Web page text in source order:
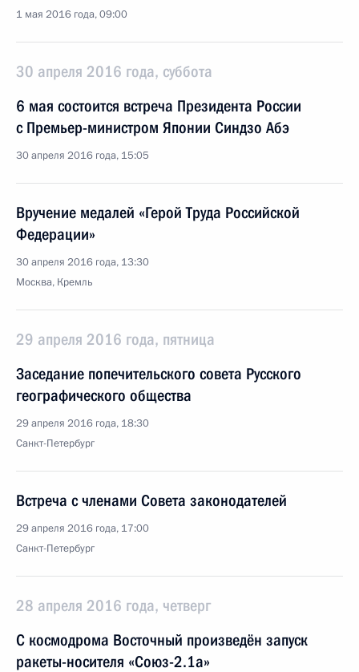
1 мая 2016 года, 09:00
30 апреля 2016 года, суббота
6 мая состоится встреча Президента России
с Премьер-министром Японии Синдзо Абэ
30 апреля 2016 года, 15:05
Вручение медалей «Герой Труда Российской
Федерации»
30 апреля 2016 года, 13:30
Москва, Кремль
29 апреля 2016 года, пятница
Заседание попечительского совета Русского
географического общества
29 апреля 2016 года, 18:30
Санкт-Петербург
Встреча с членами Совета законодателей
29 апреля 2016 года, 17:00
Санкт-Петербург
28 апреля 2016 года, четверг
С космодрома Восточный произведён запуск
ракеты-носителя «Союз-2.1а»